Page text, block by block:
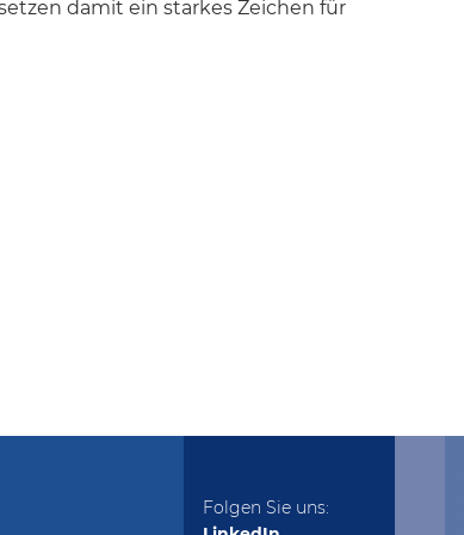
damit ein starkes Zeichen für
Folgen Sie uns: